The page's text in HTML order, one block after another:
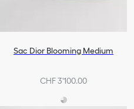
Sac Dior Blooming Medium
CHF 3'100.00